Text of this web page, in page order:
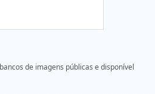
de imagens públicas e disponível